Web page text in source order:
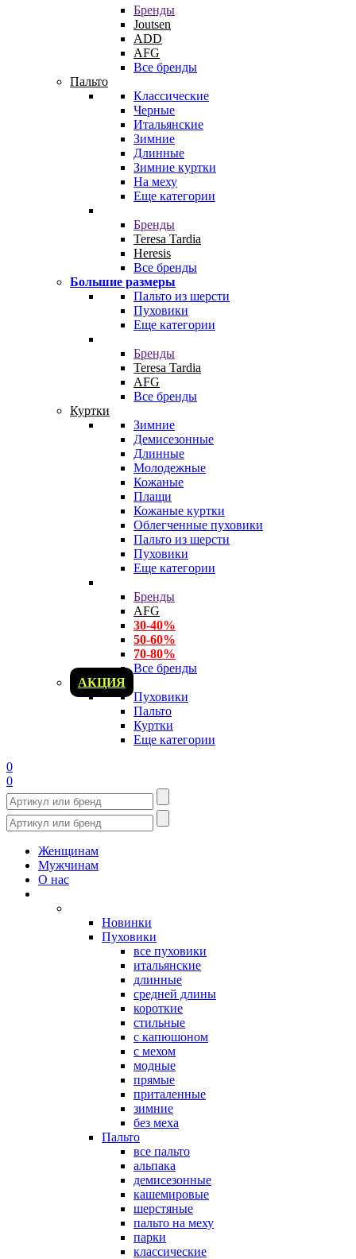
Бренды
Joutsen
ADD
AFG
Все бренды
Пальто
Классические
Черные
Итальянские
Зимние
Длинные
Зимние куртки
На меху
Еще категории
Бренды
Teresa Tardia
Heresis
Все бренды
Большие размеры
Пальто из шерсти
Пуховики
Еще категории
Бренды
Teresa Tardia
AFG
Все бренды
Куртки
Зимние
Демисезонные
Длинные
Молодежные
Кожаные
Плащи
Кожаные куртки
Облегченные пуховики
Пальто из шерсти
Пуховики
Еще категории
Бренды
AFG
30-40%
50-60%
70-80%
Все бренды
АКЦИЯ
Пуховики
Пальто
Куртки
Еще категории
0
0
Женщинам
Мужчинам
О нас
Новинки
Пуховики
все пуховики
итальянские
длинные
средней длины
короткие
стильные
с капюшоном
с мехом
модные
прямые
приталенные
зимние
без меха
Пальто
все пальто
альпака
демисезонные
кашемировые
шерстяные
пальто на меху
парки
классические